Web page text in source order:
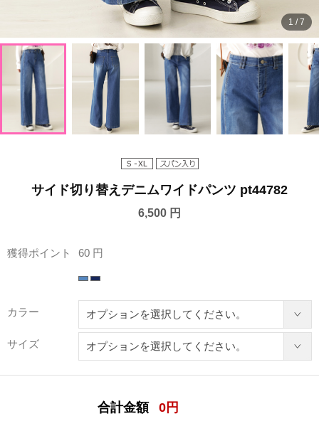
1 /7
サイド切り替えデニムワイドパンツ pt44782
6,500 円
獲得ポイント 60 円
カラー
サイズ
合計金額 0 円